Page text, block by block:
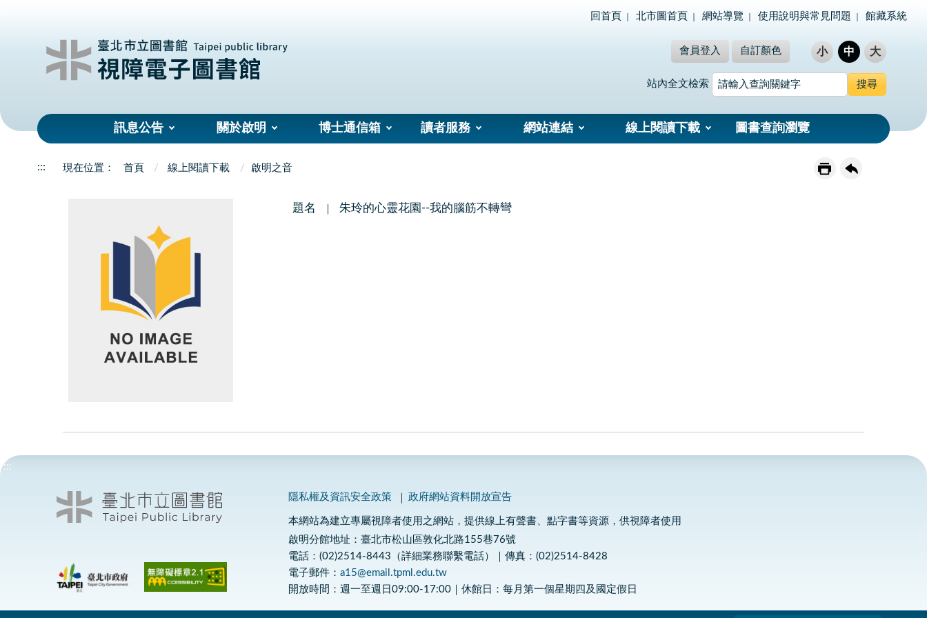
回首頁 北市圖首頁 網站導覽 使用說明與常見問題 館藏系統
會員登入 自訂顏色 小 中 大
站內全文檢索
訊息公告 關於啟明 博士通信箱 讀者服務 網站連結 線上閱讀下載 圖書查詢瀏覽
::: 首頁 線上閱讀下載 啟明之音
題名 朱玲的心靈花園--我的腦筋不轉彎
:::
隱私權及資訊安全政策 政府網站資料開放宣告
本網站為建立專屬視障者使用之網站，提供線上有聲書、點字書等資源，供視障者使用
啟明分館地址：臺北市松山區敦化北路155巷76號
電話：(02)2514-8443（詳細業務聯繫電話）｜傳真：(02)2514-8428
電子郵件：a15@email.tpml.edu.tw
開放時間：週一至週日09:00-17:00｜休館日：每月第一個星期四及國定假日